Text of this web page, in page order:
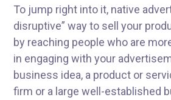
To jump right into it, native
disruptive” way to sell your
by reaching people who are
in engaging with your
business idea, a product or
firm or a large well-established